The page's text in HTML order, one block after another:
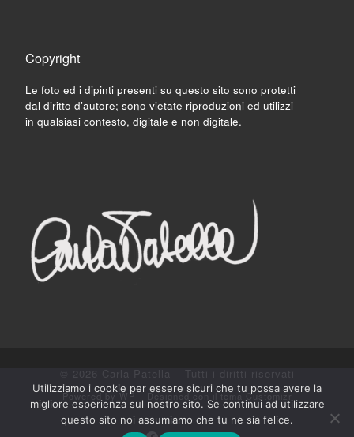
Copyright
Le foto ed i dipinti presenti su questo sito sono protetti
dal diritto d’autore; sono vietate riproduzioni ed utilizzi
in qualsiasi contesto, digitale e non digitale.
© 2026 Carla Patella – Tutti i diritti riservati
Powered byWP– Designed con iltema Customizr
Utilizziamo i cookie per essere sicuri che tu possa avere la
migliore esperienza sul nostro sito. Se continui ad utilizzare
questo sito noi assumiamo che tu ne sia felice.